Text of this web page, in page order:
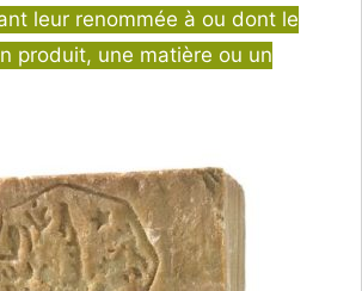
leur renommée à ou dont le
produit, une matière ou un